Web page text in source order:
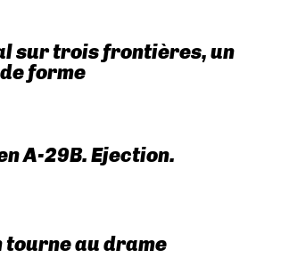
sur trois frontières, un
forme
A-29B. Ejection.
tourne au drame